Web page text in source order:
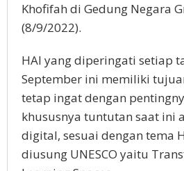
Khofifah di Gedung Negara
(8/9/2022).
HAI yang diperingati setiap
September ini memiliki
tetap ingat dengan
khususnya tuntutan saat ini
digital, sesuai dengan tema
diusung UNESCO yaitu